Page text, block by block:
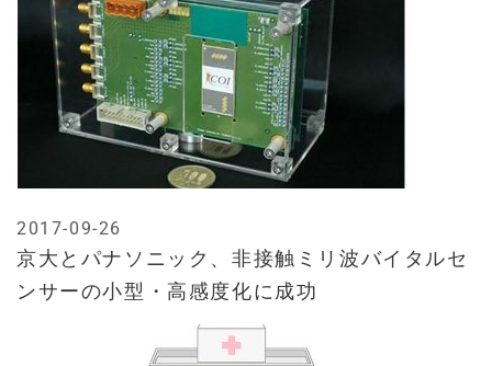
京大とパナソニック、非接触ミリ波バイタルセ
ンサーの小型・高感度化に成功
2017-09-26